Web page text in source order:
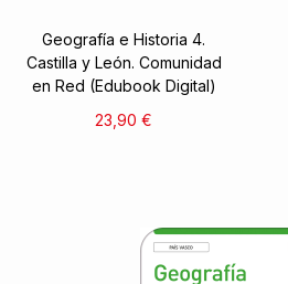
Geografía e Historia 4.
Castilla y León. Comunidad
en Red (Edubook Digital)
23,90 €